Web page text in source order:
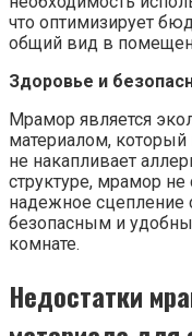
что оптимизирует
общий вид в
Здоровье и
Мрамор является
материалом,
не накапливает
структуре, мрамор не
надежное сцепление
безопасным и
комнате.
Недостатки